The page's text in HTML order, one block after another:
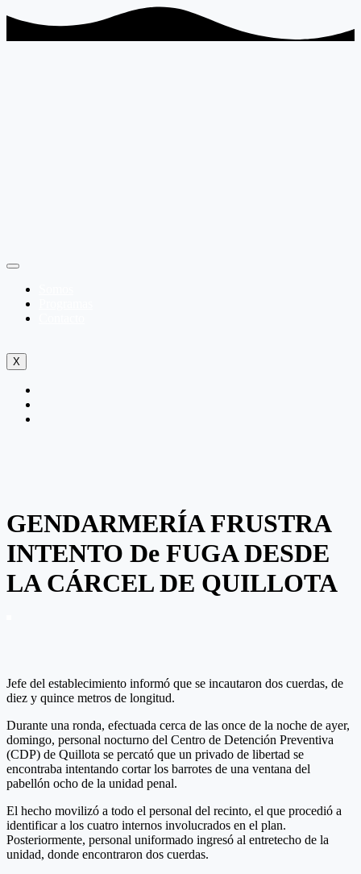
X
GENDARMERÍA FRUSTRA
INTENTO De FUGA DESDE
LA CÁRCEL DE QUILLOTA
Jefe del establecimiento informó que se incautaron dos cuerdas, de
diez y quince metros de longitud.
Durante una ronda, efectuada cerca de las once de la noche de ayer,
domingo, personal nocturno del Centro de Detención Preventiva
(CDP) de Quillota se percató que un privado de libertad se
encontraba intentando cortar los barrotes de una ventana del
pabellón ocho de la unidad penal.
El hecho movilizó a todo el personal del recinto, el que procedió a
identificar a los cuatro internos involucrados en el plan.
Posteriormente, personal uniformado ingresó al entretecho de la
unidad, donde encontraron dos cuerdas.